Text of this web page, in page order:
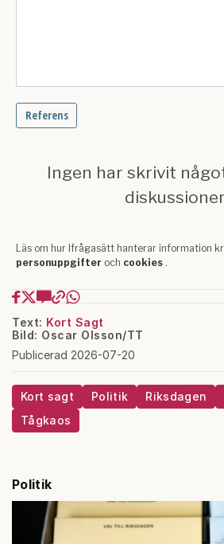
Text: Kort Sagt
Bild: Oscar Olsson/TT
Publicerad 2026-07-20
Kort sagt Politik Riksdagen
Tågkaos
Politik